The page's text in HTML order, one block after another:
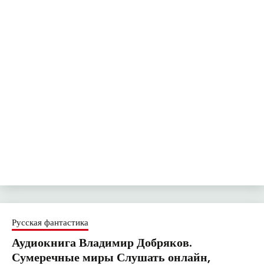
Русская фантастика
Аудиокнига Владимир Добряков.
Сумеречные миры Слушать онлайн,